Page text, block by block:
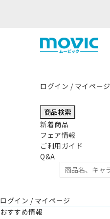
ログイン / マイページ
商品検索
新着商品
フェア情報
ご利用ガイド
Q&A
ログイン / マイページ
おすすめ情報